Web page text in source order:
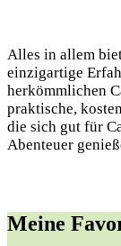
Alles in allem
einzigartige
herkömmlichen
praktische,
die sich gut für
Abenteuer
Meine